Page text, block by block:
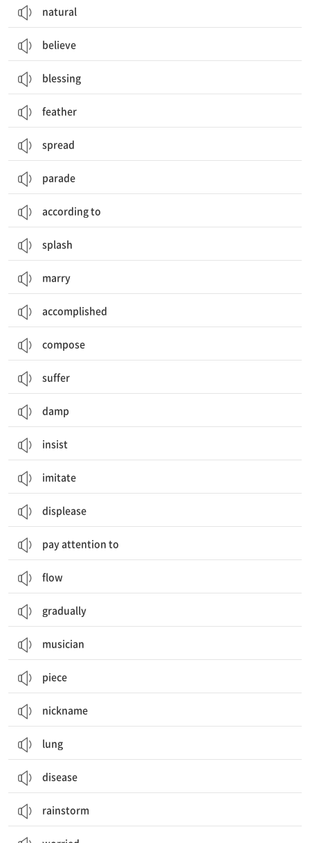
natural
believe
blessing
feather
spread
parade
according to
splash
marry
accomplished
compose
suffer
damp
insist
imitate
displease
pay attention to
flow
gradually
musician
piece
nickname
lung
disease
rainstorm